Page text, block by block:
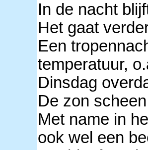
In de nacht
Het gaat
Een
temperatuur,
Dinsdag
De zon
Met name in
ook wel een